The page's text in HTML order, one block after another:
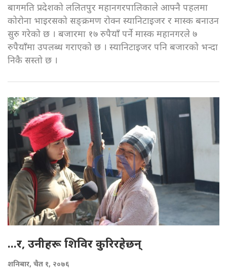
बागमति प्रदेशको ललितपुर महानगरपालिकाले आफ्नै पहलमा
कोरोना भाइरसको सङ्क्रमण रोक्न स्यानिटाइजर र मास्क बनाउन
सुरु गरेको छ । बजारमा १७ रुपैयाँ पर्ने मास्क महानगरले ७
रुपैयाँमा उपलब्ध गराएको छ । स्यानिटाइजर पनि बजारको भन्दा
निकै सस्तो छ ।
...र, उनीहरू शिविर कुरिरहेछन्
शनिबार, चैत १, २०७६